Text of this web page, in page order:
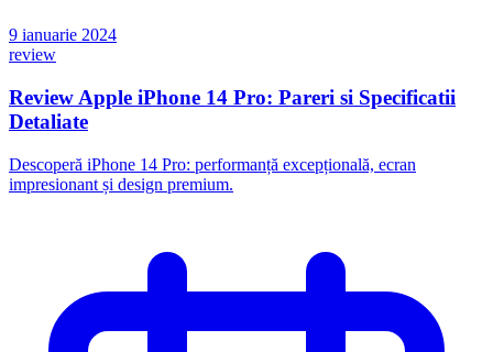
9 ianuarie 2024
review
Review Apple iPhone 14 Pro: Pareri si Specificatii
Detaliate
Descoperă iPhone 14 Pro: performanță excepțională, ecran
impresionant și design premium.